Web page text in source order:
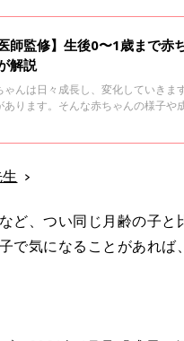
医師監修】生後0〜1歳まで
解説
ゃんは日々成長し、変化していきま
あります。そんな赤ちゃんの様子や
ど、つい同じ月齢の子と
で気になることがあれ